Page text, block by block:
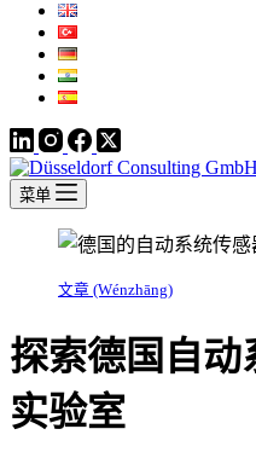
菜单
文章 (Wénzhāng)
探索德国自动
实验室